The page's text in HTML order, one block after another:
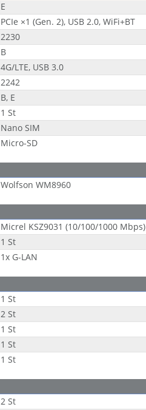
E
PCIe ×1 (Gen. 2), USB 2.0, WiFi+BT
2230
B
4G/LTE, USB 3.0
2242
B, E
1 St
Nano SIM
Micro-SD
Wolfson WM8960
Micrel KSZ9031 (10/100/1000 Mbps)
1 St
1x G-LAN
1 St
2 St
1 St
1 St
1 St
2 St